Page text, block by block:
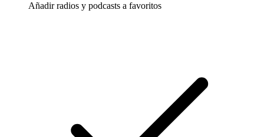
Añadir radios y podcasts a favoritos